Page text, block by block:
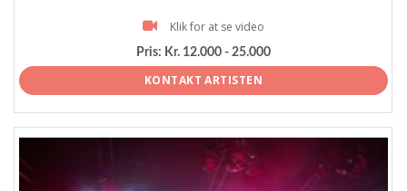
Klik for at se video
Pris: Kr. 12.000 - 25.000
KONTAKT ARTISTEN